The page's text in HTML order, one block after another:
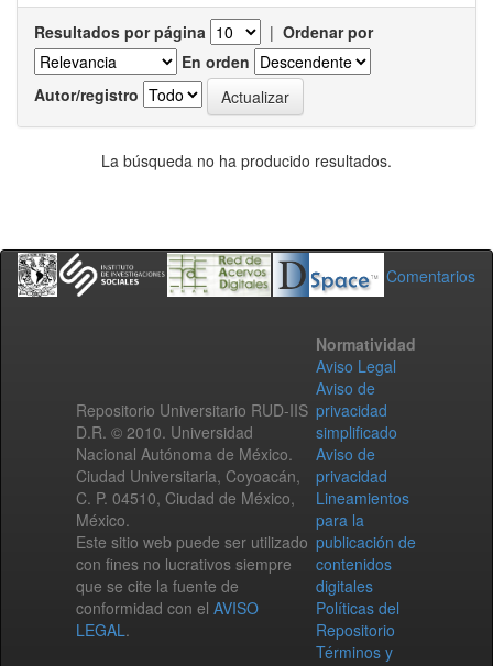
Resultados por página | Ordenar por
En orden
Autor/registro
La búsqueda no ha producido resultados.
Comentarios
Repositorio Universitario RUD-IIS
D.R. © 2010. Universidad
Nacional Autónoma de México.
Ciudad Universitaria, Coyoacán,
C. P. 04510, Ciudad de México,
México.
Este sitio web puede ser utilizado
con fines no lucrativos siempre
que se cite la fuente de
conformidad con el AVISO
LEGAL.
Normatividad
Aviso Legal
Aviso de
privacidad
simplificado
Aviso de
privacidad
Lineamientos
para la
publicación de
contenidos
digitales
Políticas del
Repositorio
Términos y